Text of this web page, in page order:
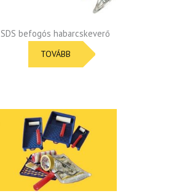
SDS befogós habarcskeverő
TOVÁBB